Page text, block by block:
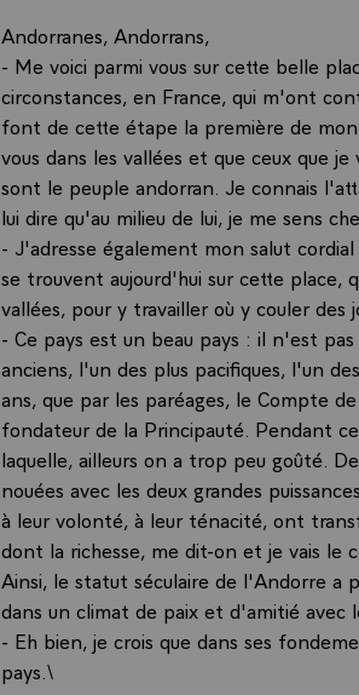
Andorranes, Andorrans,
- Me voici parmi vous sur cette belle
circonstances, en France, qui m'ont
font de cette étape la première de
vous dans les vallées et que ceux que
sont le peuple andorran. Je connais
lui dire qu'au milieu de lui, je me sens
- J'adresse également mon salut
se trouvent aujourd'hui sur cette place,
vallées, pour y travailler où y couler des
- Ce pays est un beau pays : il n'est
anciens, l'un des plus pacifiques, l'un
ans, que par les paréages, le Compte
fondateur de la Principauté. Pendant
laquelle, ailleurs on a trop peu goûté.
nouées avec les deux grandes
à leur volonté, à leur ténacité, ont
dont la richesse, me dit-on et je vais le
Ainsi, le statut séculaire de l'Andorre a
dans un climat de paix et d'amitié avec
- Eh bien, je crois que dans ses
pays.\